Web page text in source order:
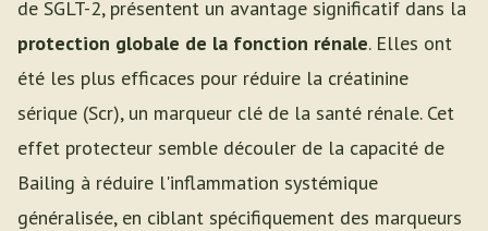
de SGLT-2, présentent un avantage significatif dans la
protection globale de la fonction rénale. Elles ont
été les plus efficaces pour réduire la créatinine
sérique (Scr), un marqueur clé de la santé rénale. Cet
effet protecteur semble découler de la capacité de
Bailing à réduire l'inflammation systémique
généralisée, en ciblant spécifiquement des marqueurs